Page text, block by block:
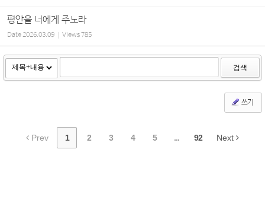
평안을 너에게 주노라
Date2026.03.09 Views785
검색
쓰기
Prev 1 2 3 4 5 ... 92 Next